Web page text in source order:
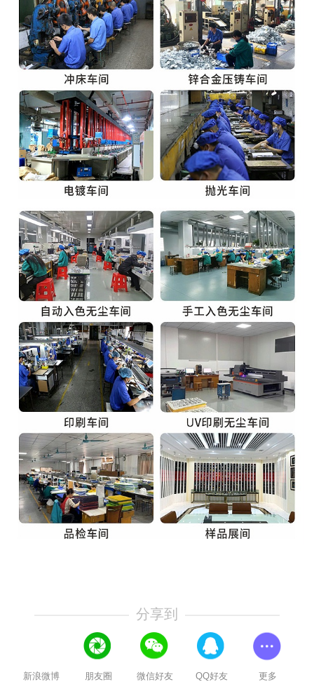
分享到
新浪微博 朋友圈 微信好友 QQ好友 更多